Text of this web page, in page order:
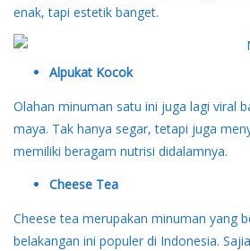
enak, tapi estetik banget.
Alpukat Kocok
Olahan minuman satu ini juga lagi viral
maya. Tak hanya segar, tetapi juga
memiliki beragam nutrisi didalamnya.
Cheese Tea
Cheese tea merupakan minuman yang
belakangan ini populer di Indonesia.